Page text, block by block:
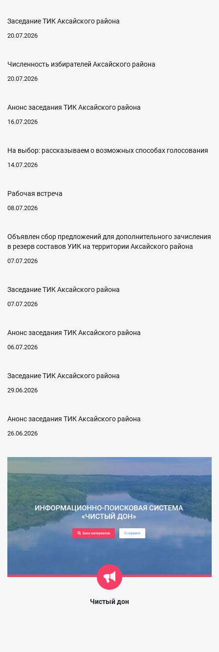
Заседание ТИК Аксайского района
20.07.2026
Численность избирателей Аксайского района
20.07.2026
Анонс заседания ТИК Аксайского района
16.07.2026
На выбор: рассказываем о возможных способах голосования
14.07.2026
Рабочая встреча
08.07.2026
Объявлен сбор предложений для дополнительного зачисления
в резерв составов УИК на территории Аксайского района
07.07.2026
Заседание ТИК Аксайского района
07.07.2026
Анонс заседания ТИК Аксайского района
06.07.2026
Заседание ТИК Аксайского района
29.06.2026
Анонс заседания ТИК Аксайского района
26.06.2026
Чистый дон